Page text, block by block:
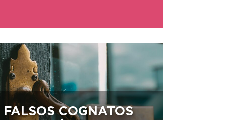
FALSOS COGNATOS